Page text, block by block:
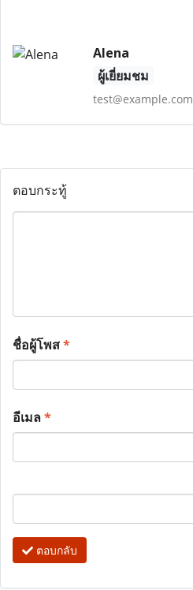
Alena
ผู้เยี่ยมชม
test@example.com
ตอบกระทู้
ชื่อผู้โพส*
อีเมล*
ตอบกลับ